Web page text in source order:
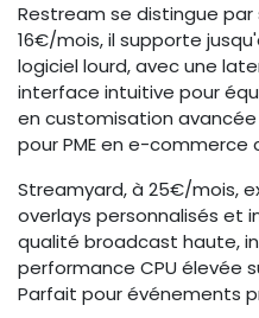
Restream se distingue
16€/mois, il supporte
logiciel lourd, avec une
interface intuitive pour
en customisation
pour PME en e-
Streamyard, à 25€/mois,
overlays personnalisés et
qualité broadcast haute,
performance CPU élevée
Parfait pour événements